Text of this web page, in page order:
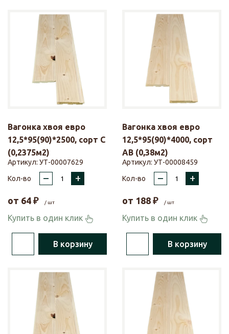
Вагонка хвоя евро
12,5*95(90)*2500, сорт С
(0,2375м2)
Артикул: УТ-00007629
Кол-во
– +
от 64 ₽ / шт
Купить в один клик
В корзину
Вагонка хвоя евро
12,5*95(90)*4000, сорт
АВ (0,38м2)
Артикул: УТ-00008459
Кол-во
– +
от 188 ₽ / шт
Купить в один клик
В корзину